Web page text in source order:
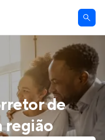
de
região